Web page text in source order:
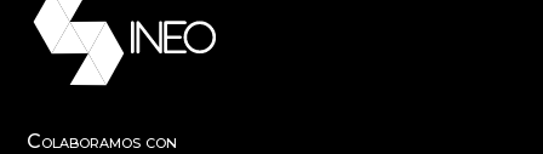
Colaboramos con